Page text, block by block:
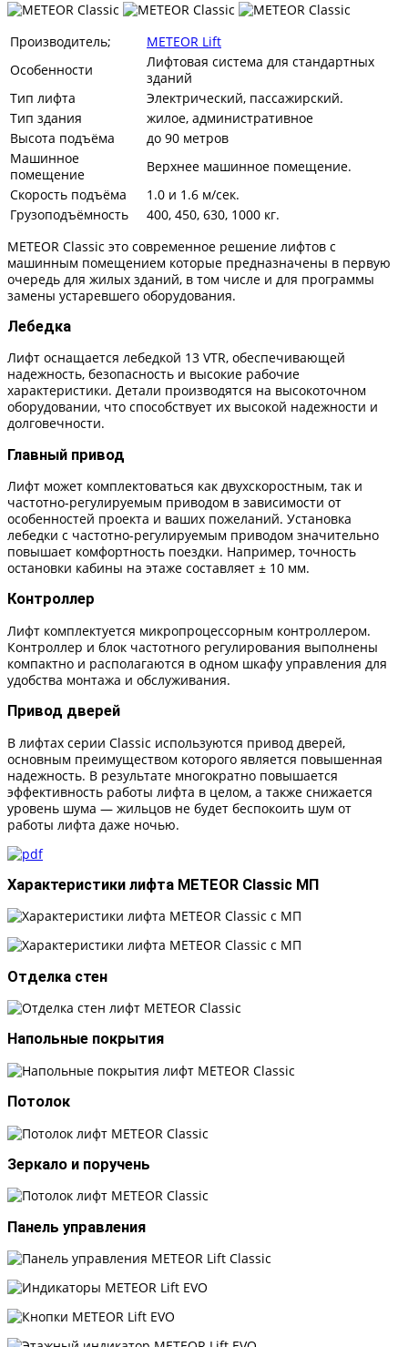
Производитель;
METEOR Lift
Особенности
Лифтовая система для стандартных
зданий
Тип лифта
Электрический, пассажирский.
Тип здания
жилое, административное
Высота подъёма
до 90 метров
Машинное
помещение
Верхнее машинное помещение.
Скорость подъёма
1.0 и 1.6 м/сек.
Грузоподъёмность
400, 450, 630, 1000 кг.
METEOR Classic это современное решение лифтов с
машинным помещением которые предназначены в первую
очередь для жилых зданий, в том числе и для программы
замены устаревшего оборудования.
Лебедка
Лифт оснащается лебедкой 13 VTR, обеспечивающей
надежность, безопасность и высокие рабочие
характеристики. Детали производятся на высокоточном
оборудовании, что способствует их высокой надежности и
долговечности.
Главный привод
Лифт может комплектоваться как двухскоростным, так и
частотно-регулируемым приводом в зависимости от
особенностей проекта и ваших пожеланий. Установка
лебедки с частотно-регулируемым приводом значительно
повышает комфортность поездки. Например, точность
остановки кабины на этаже составляет ± 10 мм.
Контроллер
Лифт комплектуется микропроцессорным контроллером.
Контроллер и блок частотного регулирования выполнены
компактно и располагаются в одном шкафу управления для
удобства монтажа и обслуживания.
Привод дверей
В лифтах серии Classic используются привод дверей,
основным преимуществом которого является повышенная
надежность. В результате многократно повышается
эффективность работы лифта в целом, а также снижается
уровень шума — жильцов не будет беспокоить шум от
работы лифта даже ночью.
Характеристики лифта METEOR Classic МП
Отделка стен
Напольные покрытия
Потолок
Зеркало и поручень
Панель управления